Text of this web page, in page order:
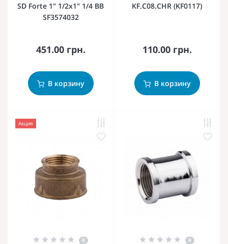
SD Forte 1" 1/2х1" 1/4 ВВ
SF3574032
451.00 грн.
В корзину
KF.C08.CHR (KF0117)
110.00 грн.
В корзину
Акция
0 0